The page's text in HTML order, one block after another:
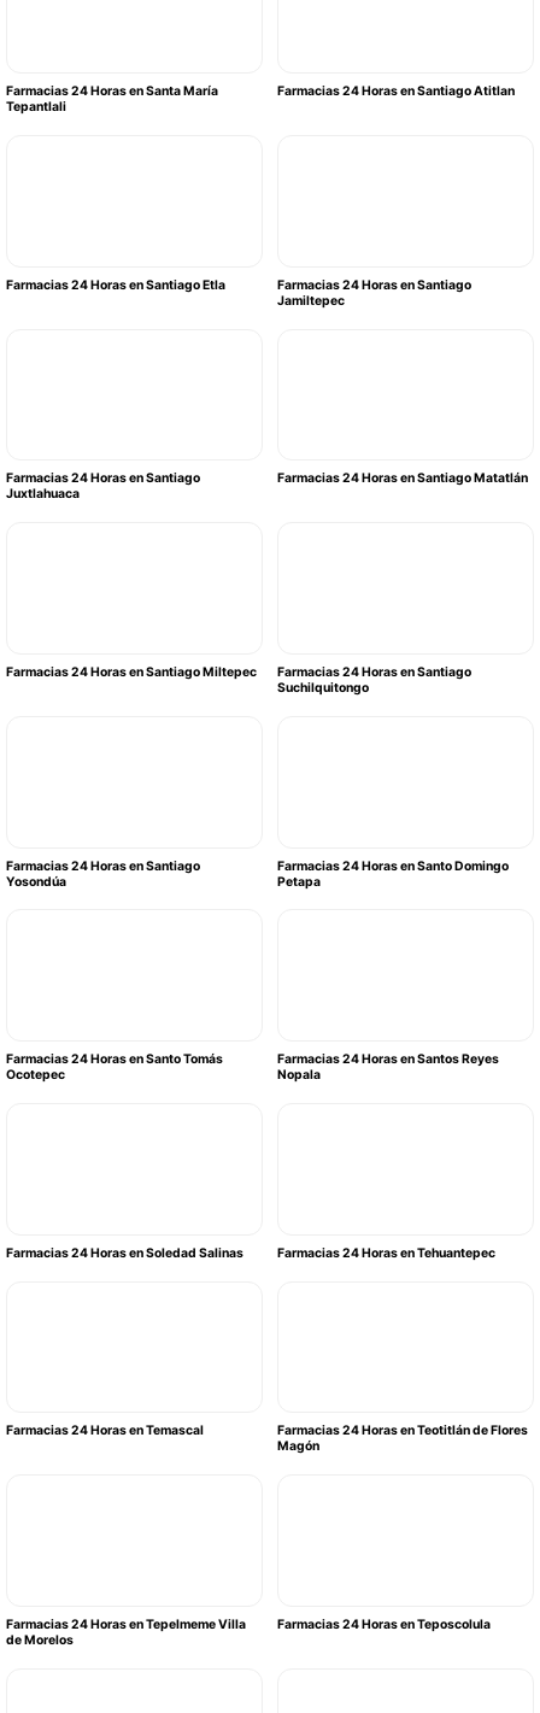
Farmacias 24 Horas en Santa María
Tepantlali
Farmacias 24 Horas en Santiago Atitlan
Farmacias 24 Horas en Santiago Etla
Farmacias 24 Horas en Santiago
Jamiltepec
Farmacias 24 Horas en Santiago
Juxtlahuaca
Farmacias 24 Horas en Santiago Matatlán
Farmacias 24 Horas en Santiago Miltepec
Farmacias 24 Horas en Santiago
Suchilquitongo
Farmacias 24 Horas en Santiago
Yosondúa
Farmacias 24 Horas en Santo Domingo
Petapa
Farmacias 24 Horas en Santo Tomás
Ocotepec
Farmacias 24 Horas en Santos Reyes
Nopala
Farmacias 24 Horas en Soledad Salinas Farmacias 24 Horas en Tehuantepec
Farmacias 24 Horas en Temascal
Farmacias 24 Horas en Teotitlán de Flores
Magón
Farmacias 24 Horas en Tepelmeme Villa
de Morelos
Farmacias 24 Horas en Teposcolula